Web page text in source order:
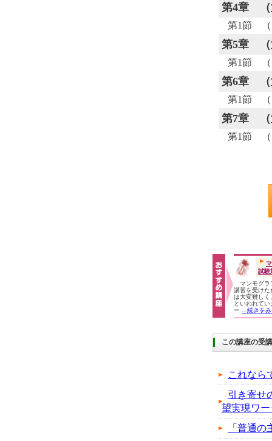
第4章
第1節 （
第5章
第1節 （
第6章
第1節 （
第7章
第1節 （
試験
マンモグラ
講習を受けた
は大変難しく
といわれて
ー
...続きを
この講座の受
これなら
引き寄せ
望実現ワ
「普通